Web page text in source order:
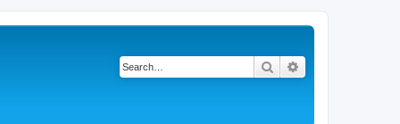
Search